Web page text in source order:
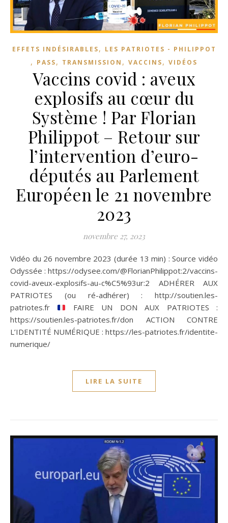
EFFETS INDÉSIRABLES, LES PATRIOTES - PHILIPPOT
, PASS, TRANSMISSION , VACCINS, VIDÉOS
Vaccins covid : aveux
explosifs au cœur du
Système ! Par Florian
Philippot – Retour sur
l’intervention d’euro-
députés au Parlement
Européen le 21 novembre
2023
novembre 27, 2023
Vidéo du 26 novembre 2023 (durée 13 min) : Source vidéo
Odyssée : https://odysee.com/@FlorianPhilippot:2/vaccins-
covid-aveux-explosifs-au-c%C5%93ur:2 ADHÉRER AUX
PATRIOTES (ou ré-adhérer) : http://soutien.les-
patriotes.fr
FAIRE UN DON AUX PATRIOTES :
https://soutien.les-patriotes.fr/don ACTION CONTRE
L’IDENTITÉ NUMÉRIQUE : https://les-patriotes.fr/identite-
numerique/
LIRE LA SUITE